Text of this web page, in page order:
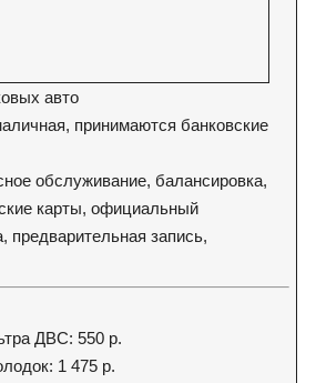
авто
принимаются банковские
обслуживание, балансировка,
карты, официальный
предварительная запись,
ДВС: 550 р.
1 475 р.